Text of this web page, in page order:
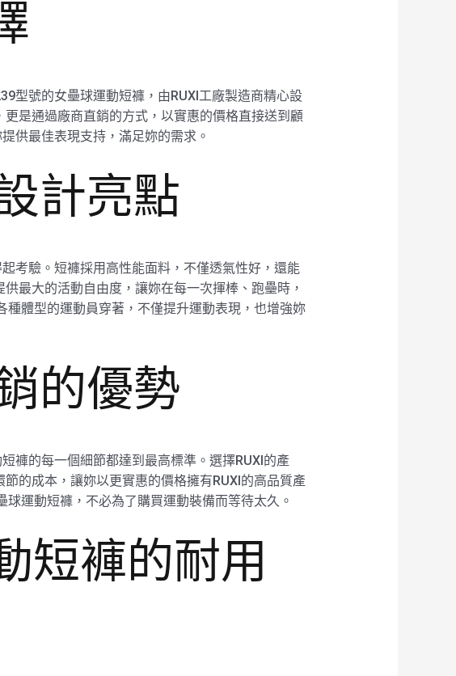
型號的女壘球運動短褲，由RUXI工廠製造商精心設
是通過廠商直銷的方式，以實惠的價格直接送到顧
供最佳表現支持，滿足妳的需求。
計亮點
考驗。短褲採用高性能面料，不僅透氣性好，還能
最大的活動自由度，讓妳在每一次揮棒、跑壘時，
體型的運動員穿著，不僅提升運動表現，也增強妳
的優勢
褲的每一個細節都達到最高標準。選擇RUXI的產
的成本，讓妳以更實惠的價格擁有RUXI的高品質產
運動短褲，不必為了購買運動裝備而等待太久。
短褲的耐用